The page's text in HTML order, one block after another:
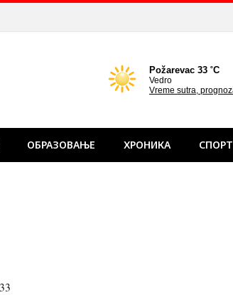
ОБРАЗОВАЊЕ ХРОНИКА СПОРТ